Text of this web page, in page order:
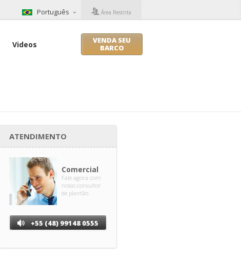
Português Área Restrita
Videos
VENDA SEU
BARCO
ATENDIMENTO
Comercial
Fale agora com
nosso consultor
de plantão.
+55 (48) 99148 0555